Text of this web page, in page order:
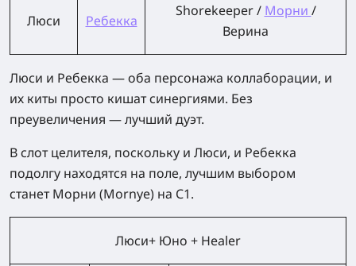
Люси Ребекка
Shorekeeper / Морни /
Верина
Люси и Ребекка — оба персонажа коллаборации, и
их киты просто кишат синергиями. Без
преувеличения — лучший дуэт.
В слот целителя, поскольку и Люси, и Ребекка
подолгу находятся на поле, лучшим выбором
станетМорни (Mornye) на С1.
Люси+ Юно + Healer